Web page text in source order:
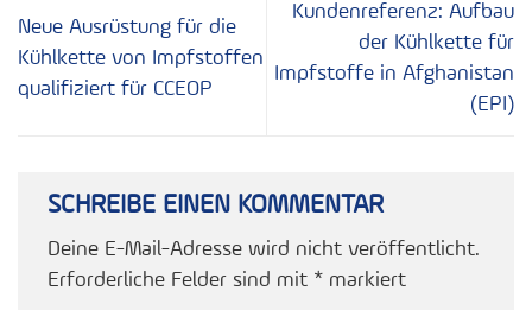
Neue Ausrüstung für die
Kühlkette von Impfstoffen
qualifiziert für CCEOP
Kundenreferenz: Aufbau
der Kühlkette für
Impfstoffe in Afghanistan
(EPI)
SCHREIBE EINEN KOMMENTAR
Deine E-Mail-Adresse wird nicht veröffentlicht.
Erforderliche Felder sind mit * markiert